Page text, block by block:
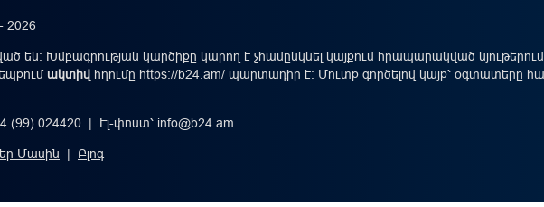
են: Խմբագրության կարծիքը կարող է չհամընկնել կայքում հրապարակված
ակտիվ հղումը https://b24.am/ պարտադիր է: Մուտք գործելով կայք՝ օգտատերը
(99) 024420 | Էլ-փոստ՝ info@b24.am
Մասին | Բլոգ